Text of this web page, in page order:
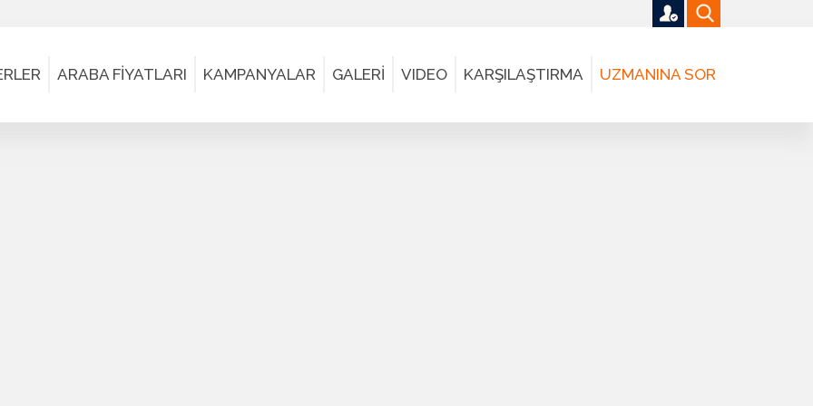
ARABA FİYATLARI KAMPANYALAR GALERİ VIDEO KARŞILAŞTIRMA UZMANINA SOR